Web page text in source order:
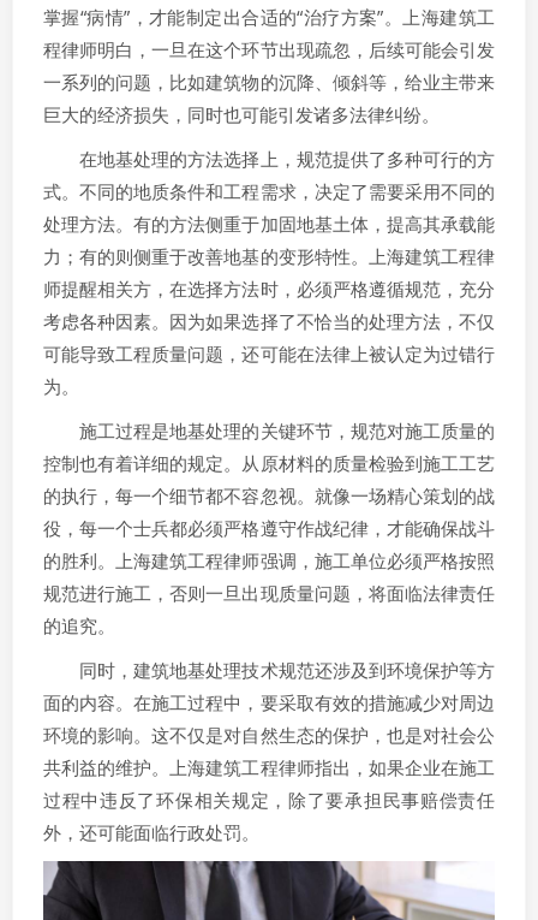
掌握“病情”，才能制定出合适的“治疗方案”。上海建筑工
程律师明白，一旦在这个环节出现疏忽，后续可能会引发
一系列的问题，比如建筑物的沉降、倾斜等，给业主带来
巨大的经济损失，同时也可能引发诸多法律纠纷。
在地基处理的方法选择上，规范提供了多种可行的方
式。不同的地质条件和工程需求，决定了需要采用不同的
处理方法。有的方法侧重于加固地基土体，提高其承载能
力；有的则侧重于改善地基的变形特性。上海建筑工程律
师提醒相关方，在选择方法时，必须严格遵循规范，充分
考虑各种因素。因为如果选择了不恰当的处理方法，不仅
可能导致工程质量问题，还可能在法律上被认定为过错行
为。
施工过程是地基处理的关键环节，规范对施工质量的
控制也有着详细的规定。从原材料的质量检验到施工工艺
的执行，每一个细节都不容忽视。就像一场精心策划的战
役，每一个士兵都必须严格遵守作战纪律，才能确保战斗
的胜利。上海建筑工程律师强调，施工单位必须严格按照
规范进行施工，否则一旦出现质量问题，将面临法律责任
的追究。
同时，建筑地基处理技术规范还涉及到环境保护等方
面的内容。在施工过程中，要采取有效的措施减少对周边
环境的影响。这不仅是对自然生态的保护，也是对社会公
共利益的维护。上海建筑工程律师指出，如果企业在施工
过程中违反了环保相关规定，除了要承担民事赔偿责任
外，还可能面临行政处罚。